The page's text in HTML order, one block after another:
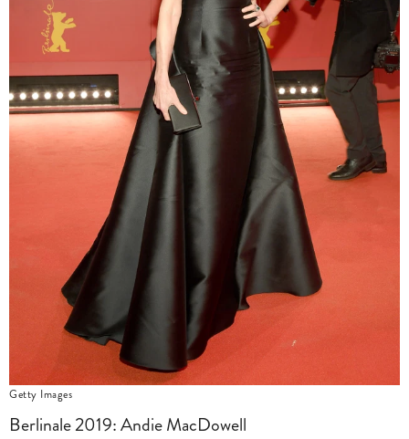
Getty Images
Berlinale 2019: Andie MacDowell